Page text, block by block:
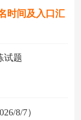
时间及入口汇
试题
8/7）